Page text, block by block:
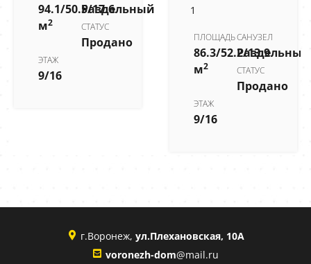
94.1/50.5/17.6
м2
Раздельный
СТАТУС
Продано
ЭТАЖ
9/16
1
ПЛОЩАДЬ
86.3/52.2/13.9
м2
САНУЗЕЛ
Раздельный
СТАТУС
Продано
ЭТАЖ
9/16
г.Воронеж, ул.Плехановская, 10А
voronezh-dom@mail.ru